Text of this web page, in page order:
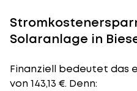
Solaranlage in
Finanziell bedeutet das
von 143,13 €. Denn: